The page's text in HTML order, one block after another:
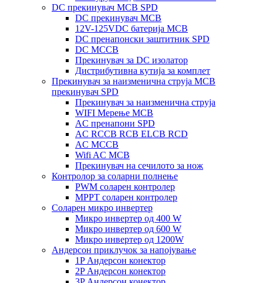
DC прекинувач MCB SPD
DC прекинувач MCB
12V-125VDC батерија MCB
DC пренапонски заштитник SPD
DC MCCB
Прекинувач за DC изолатор
Дистрибутивна кутија за комплет
Прекинувач за наизменична струја MCB
прекинувач SPD
Прекинувач за наизменична струја
WIFI Мерење MCB
AC пренапони SPD
AC RCCB RCB ELCB RCD
AC MCCB
Wifi AC MCB
Прекинувач на сечилото за нож
Контролор за соларни полнење
PWM соларен контролер
MPPT соларен контролер
Соларен микро инвертер
Микро инвертер од 400 W
Микро инвертер од 600 W
Микро инвертер од 1200W
Андерсон приклучок за напојување
1P Андерсон конектор
2P Андерсон конектор